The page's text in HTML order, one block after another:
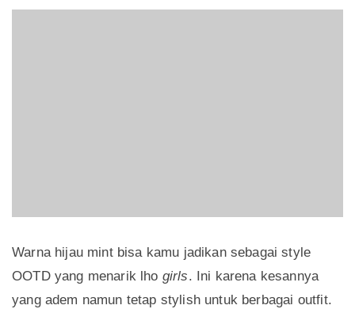
Warna hijau mint bisa kamu jadikan sebagai style
OOTD yang menarik lho girls. Ini karena kesannya
yang adem namun tetap stylish untuk berbagai outfit.